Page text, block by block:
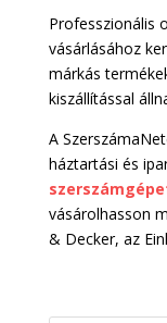
Professzionális
vásárlásához
márkás
kiszállítással
A
háztartási és
vásárolhasson
& Decker, az